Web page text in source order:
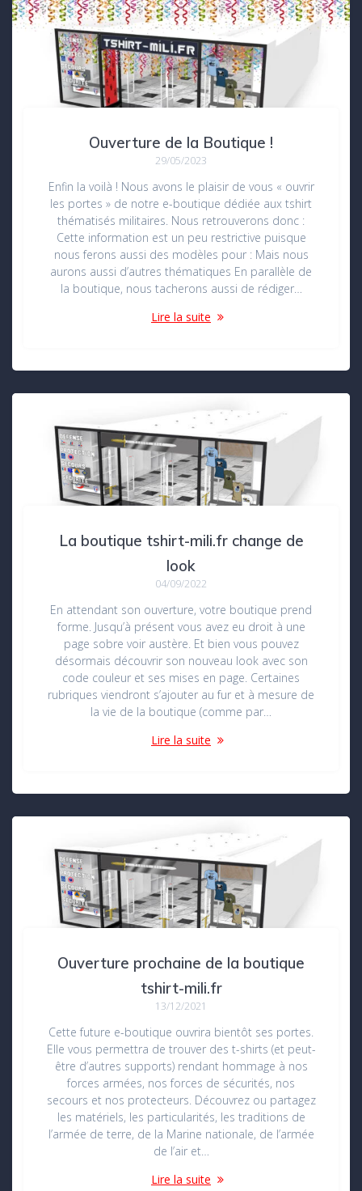
Ouverture de la Boutique !
29/05/2023
Enfin la voilà ! Nous avons le plaisir de vous « ouvrir
les portes » de notre e-boutique dédiée aux tshirt
thématisés militaires. Nous retrouverons donc :
Cette information est un peu restrictive puisque
nous ferons aussi des modèles pour : Mais nous
aurons aussi d’autres thématiques En parallèle de
la boutique, nous tacherons aussi de rédiger…
Lire la suite
La boutique tshirt-mili.fr change de
look
04/09/2022
En attendant son ouverture, votre boutique prend
forme. Jusqu’à présent vous avez eu droit à une
page sobre voir austère. Et bien vous pouvez
désormais découvrir son nouveau look avec son
code couleur et ses mises en page. Certaines
rubriques viendront s’ajouter au fur et à mesure de
la vie de la boutique (comme par…
Lire la suite
Ouverture prochaine de la boutique
tshirt-mili.fr
13/12/2021
Cette future e-boutique ouvrira bientôt ses portes.
Elle vous permettra de trouver des t-shirts (et peut-
être d’autres supports) rendant hommage à nos
forces armées, nos forces de sécurités, nos
secours et nos protecteurs. Découvrez ou partagez
les matériels, les particularités, les traditions de
l’armée de terre, de la Marine nationale, de l’armée
de l’air et…
Lire la suite